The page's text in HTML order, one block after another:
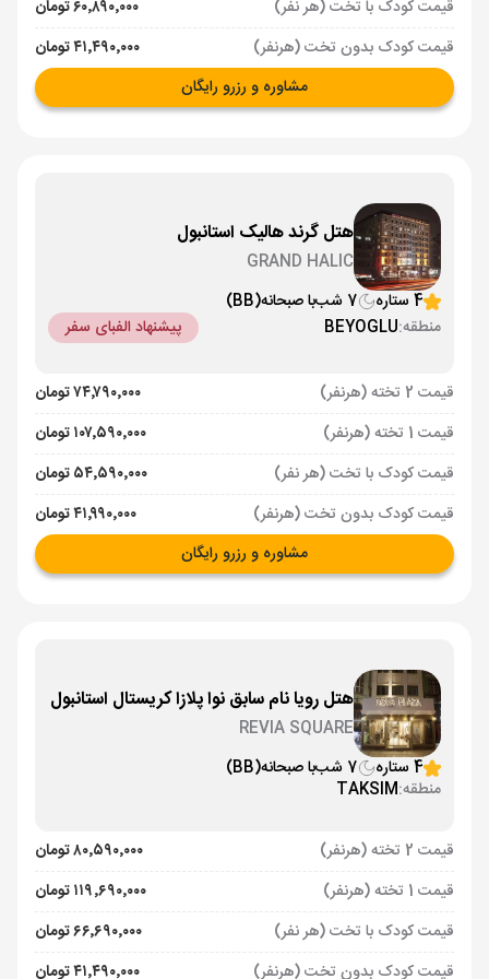
قیمت کودک با تخت (هر نفر)
۶۰٬۸۹۰٬۰۰۰ تومان
قیمت کودک بدون تخت (هرنفر)
۴۱٬۴۹۰٬۰۰۰ تومان
مشاوره و رزرو رایگان
هتل گرند هالیک استانبول
GRAND HALIC
4 ستاره
7 شب با صبحانه(BB)
منطقه:BEYOGLU پیشنهاد الفبای سفر
قیمت 2 تخته (هرنفر)
۷۴٬۷۹۰٬۰۰۰ تومان
قیمت 1 تخته (هرنفر)
۱۰۷٬۵۹۰٬۰۰۰ تومان
قیمت کودک با تخت (هر نفر)
۵۴٬۵۹۰٬۰۰۰ تومان
قیمت کودک بدون تخت (هرنفر)
۴۱٬۹۹۰٬۰۰۰ تومان
مشاوره و رزرو رایگان
هتل رویا نام سابق نوا پلازا کریستال استانبول
REVIA SQUARE
4 ستاره
7 شب با صبحانه(BB)
منطقه:TAKSIM
قیمت 2 تخته (هرنفر)
۸۰٬۵۹۰٬۰۰۰ تومان
قیمت 1 تخته (هرنفر)
۱۱۹٬۶۹۰٬۰۰۰ تومان
قیمت کودک با تخت (هر نفر)
۶۶٬۶۹۰٬۰۰۰ تومان
قیمت کودک بدون تخت (هرنفر)
۴۱٬۴۹۰٬۰۰۰ تومان